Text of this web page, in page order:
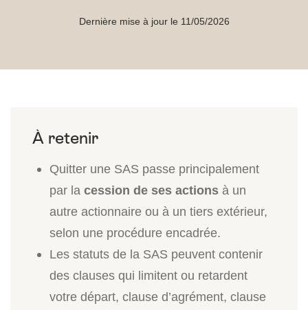
Dernière mise à jour le 11/05/2026
Quitter une SAS passe principalement
par la cession de ses actions à un
autre actionnaire ou à un tiers extérieur,
selon une procédure encadrée.
Les statuts de la SAS peuvent contenir
des clauses qui limitent ou retardent
votre départ, clause d’agrément, clause